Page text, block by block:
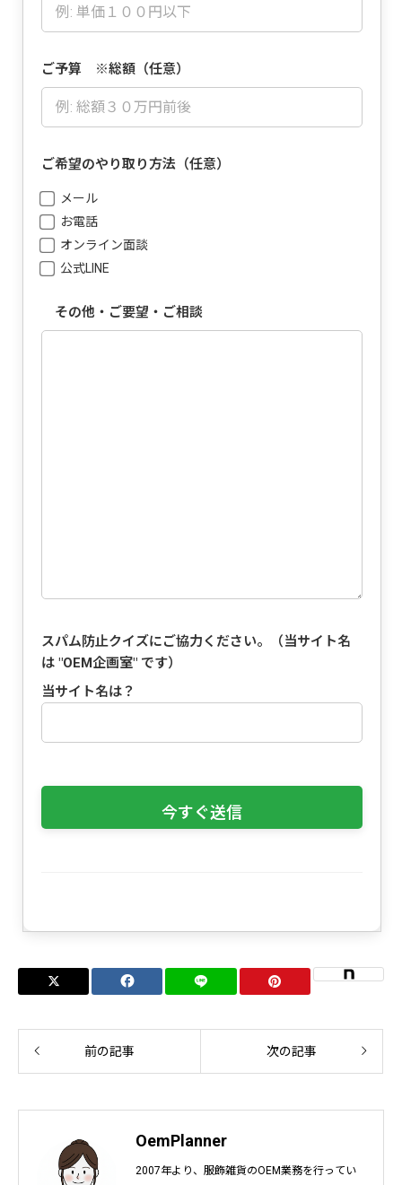
ご予算 ※総額（任意）
ご希望のやり取り方法（任意）
メール
お電話
オンライン面談
公式LINE
その他・ご要望・ご相談
スパム防止クイズにご協力ください。（当サイト名
は "OEM企画室" です）
当サイト名は？
前の記事 次の記事
OemPlanner
2007年より、服飾雑貨のOEM業務を行ってい